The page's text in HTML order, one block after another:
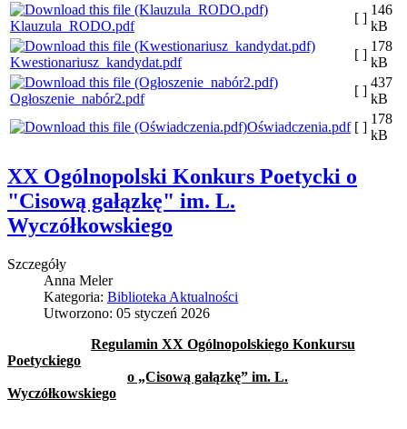
Klauzula_RODO.pdf
[ ]
146
kB
Kwestionariusz_kandydat.pdf
[ ]
178
kB
Ogłoszenie_nabór2.pdf
[ ]
437
kB
Oświadczenia.pdf [ ]
178
kB
XX Ogólnopolski Konkurs Poetycki o
"Cisową gałązkę" im. L.
Wyczółkowskiego
Szczegóły
Anna Meler
Kategoria: Biblioteka Aktualności
Utworzono: 05 styczeń 2026
Regulamin XX Ogólnopolskiego Konkursu
Poetyckiego
o „Cisową gałązkę” im. L.
Wyczółkowskiego